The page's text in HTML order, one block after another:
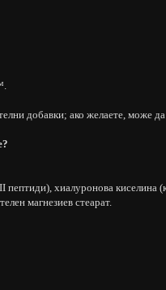
добавки; ако желаете, може да
хиалуронова киселина
магнезиев стеарат.